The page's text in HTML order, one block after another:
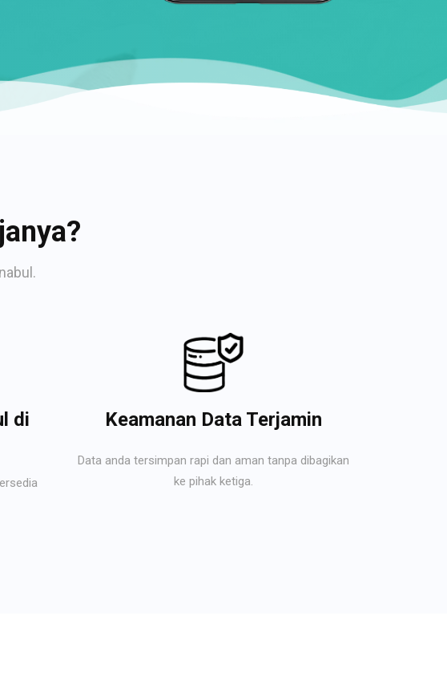
di
Keamanan Data Terjamin
Data anda tersimpan rapi dan aman tanpa dibagikan
ke pihak ketiga.